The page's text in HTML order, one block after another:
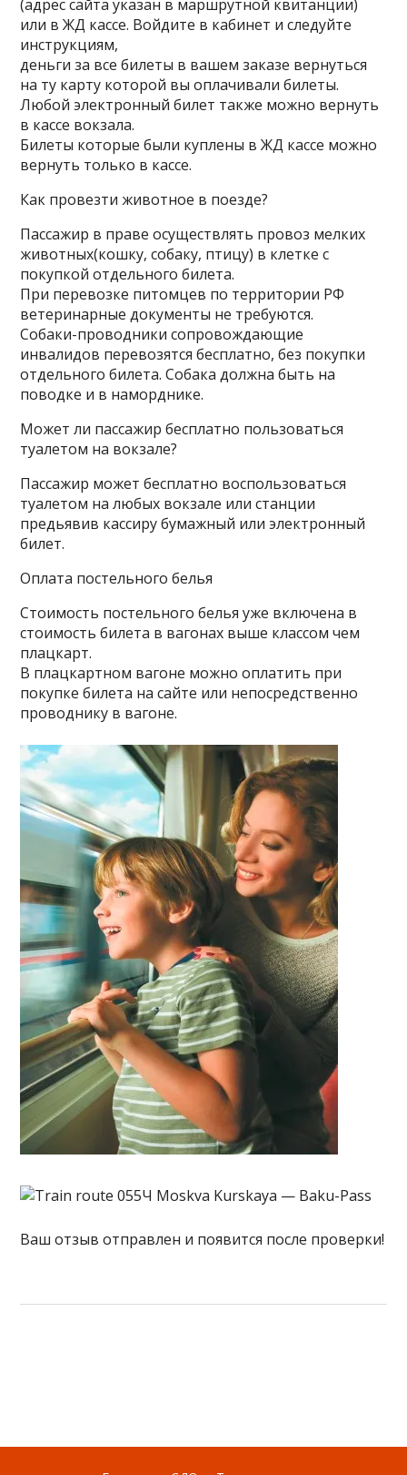
(адрес сайта указан в маршрутной квитанции)
или в ЖД кассе. Войдите в кабинет и следуйте
инструкциям,
деньги за все билеты в вашем заказе вернуться
на ту карту которой вы оплачивали билеты.
Любой электронный билет также можно вернуть
в кассе вокзала.
Билеты которые были куплены в ЖД кассе можно
вернуть только в кассе.
Как провезти животное в поезде?
Пассажир в праве осуществлять провоз мелких
животных(кошку, собаку, птицу) в клетке с
покупкой отдельного билета.
При перевозке питомцев по территории РФ
ветеринарные документы не требуются.
Собаки-проводники сопровождающие
инвалидов перевозятся бесплатно, без покупки
отдельного билета. Собака должна быть на
поводке и в наморднике.
Может ли пассажир бесплатно пользоваться
туалетом на вокзале?
Пассажир может бесплатно воспользоваться
туалетом на любых вокзале или станции
предьявив кассиру бумажный или электронный
билет.
Оплата постельного белья
Стоимость постельного белья уже включена в
стоимость билета в вагонах выше классом чем
плацкарт.
В плацкартном вагоне можно оплатить при
покупке билета на сайте или непосредственно
проводнику в вагоне.
Ваш отзыв отправлен и появится после проверки!